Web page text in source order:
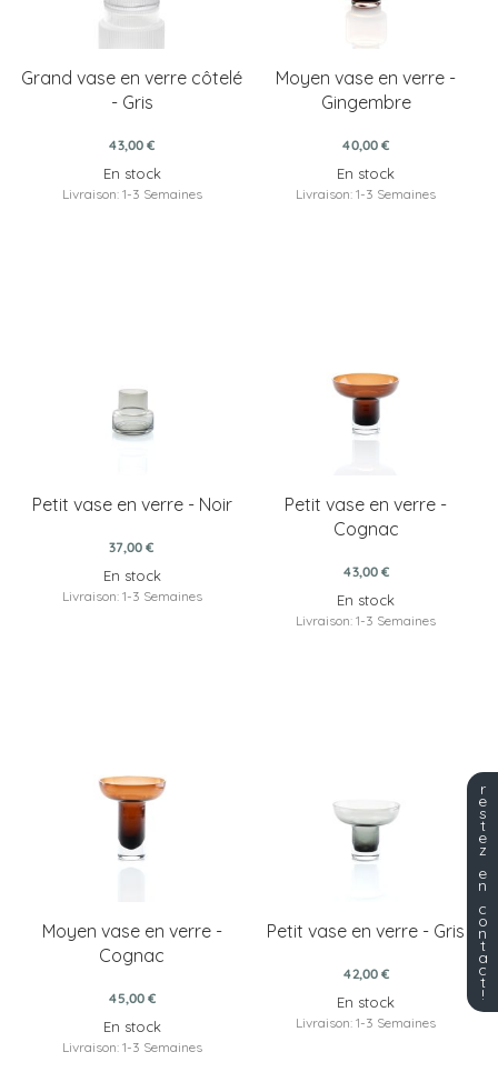
Grand vase en verre côtelé
- Gris
43,00 €
En stock
Livraison: 1-3 Semaines
Moyen vase en verre -
Gingembre
40,00 €
En stock
Livraison: 1-3 Semaines
Petit vase en verre - Noir
37,00 €
En stock
Livraison: 1-3 Semaines
Petit vase en verre -
Cognac
43,00 €
En stock
Livraison: 1-3 Semaines
Moyen vase en verre -
Cognac
45,00 €
En stock
Livraison: 1-3 Semaines
Petit vase en verre - Gris
42,00 €
En stock
Livraison: 1-3 Semaines
r
e
s
t
e
z
e
n
c
o
n
t
a
c
t
!